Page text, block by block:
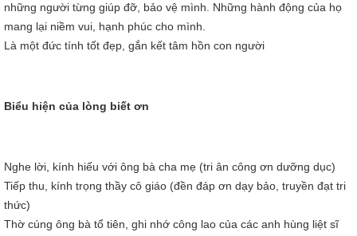
những người từng giúp đỡ, bảo vệ mình. Những hành động của họ
mang lại niềm vui, hạnh phúc cho mình.
Là một đức tính tốt đẹp, gắn kết tâm hồn con người
Biểu hiện của lòng biết ơn
Nghe lời, kính hiếu với ông bà cha mẹ (tri ân công ơn dưỡng dục)
Tiếp thu, kính trọng thầy cô giáo (đền đáp ơn dạy bảo, truyền đạt tri
thức)
Thờ cúng ông bà tổ tiên, ghi nhớ công lao của các anh hùng liệt sĩ